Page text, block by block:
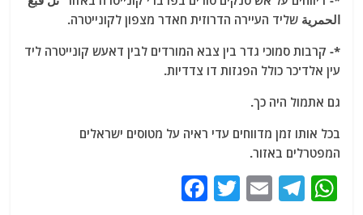
k
الحمرية שליד העיירה הדרוזית חאדר מצפון לקונייטרה.
*- קרבות סמוכי גדר בין צבא המורדים לבין דאעש קונייטרה ליד
עין אלד'כר כולל הפגזות דו צדדיות.
גם אתמול היה כך.
בכל אותו זמן מדווחים עדי ראיה על מטוסים ישראלים
המפטרלים באזור.
W
T
E
T